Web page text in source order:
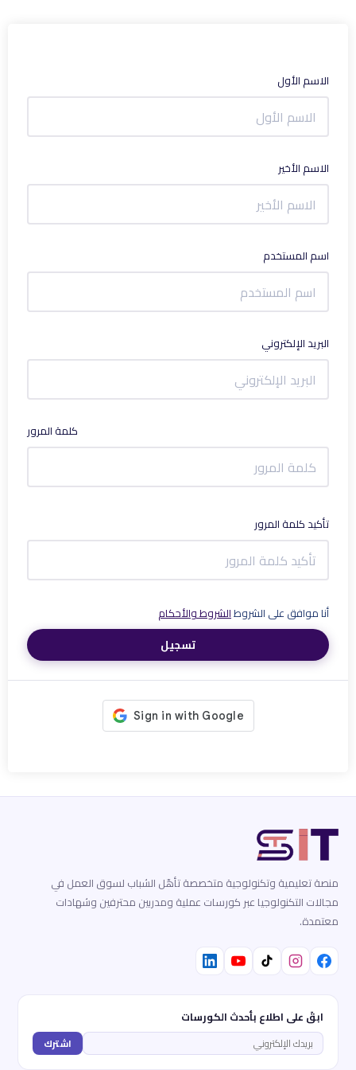
الاسم الأول
الاسم الأخير
اسم المستخدم
البريد الإلكتروني
كلمة المرور
تأكيد كلمة المرور
أنا موافق على الشروطالشروط والأحكام
تسجيل
منصة تعليمية وتكنولوجية متخصصة تأهّل الشباب لسوق العمل في
مجالات التكنولوجيا عبر كورسات عملية ومدربين محترفين وشهادات
معتمدة.
ابقَ على اطلاع بأحدث الكورسات
اشترك